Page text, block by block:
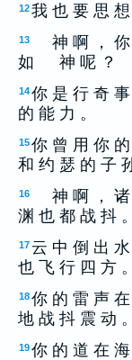
12我 也 要 思
13
神 啊 ， 你
如 神 呢 ？
14你 是 行 奇
的 能 力 。
15你 曾 用 你
和 约 瑟 的 子
16
神 啊 ， 诸
渊 也 都 战 抖 。
17 云 中 倒 出
也 飞 行 四 方 。
18你 的 雷 声
地 战 抖 震 动 。
19你 的 道 在